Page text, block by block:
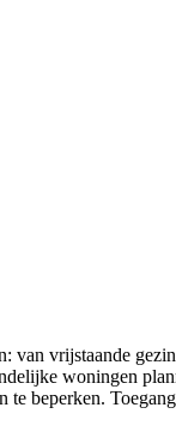
van vrijstaande
woningen
te beperken.